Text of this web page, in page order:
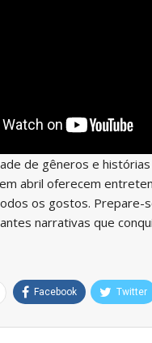
de gêneros e
abril oferecem
os gostos. Prepare-
narrativas que
Facebook Twitter